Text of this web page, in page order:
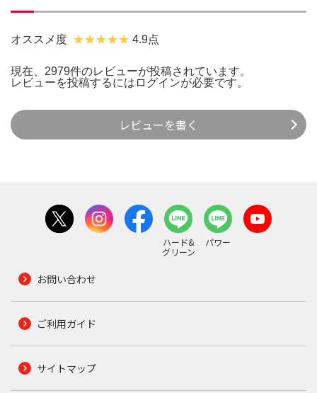
オススメ度 4.9点
現在、2979件のレビューが投稿されています。
レビューを投稿するには ログインが必要です。
レビューを書く
ハード&
グリーン
パワー
お問い合わせ
ご利用ガイド
サイトマップ